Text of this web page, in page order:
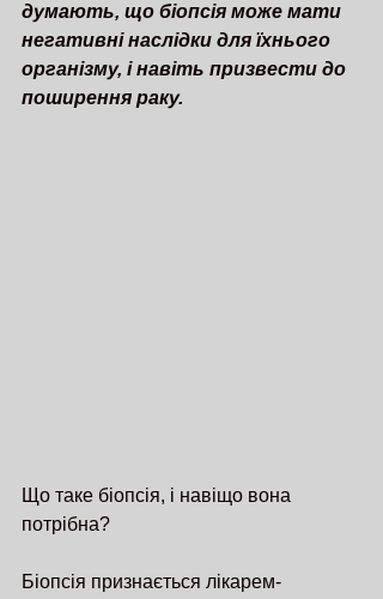
думають, що біопсія може мати
негативні наслідки для їхнього
організму, і навіть призвести до
поширення раку.
Що таке біопсія, і навіщо вона
потрібна?
Біопсія признається лікарем-